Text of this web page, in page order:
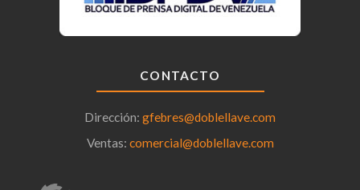
CONTACTO
Dirección: gfebres@doblellave.com
Ventas: comercial@doblellave.com